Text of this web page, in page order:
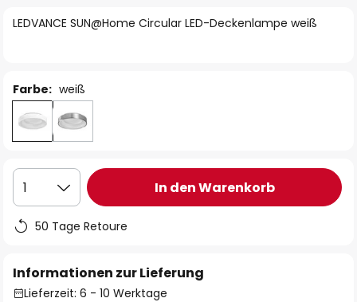
springen
LEDVANCE SUN@Home Circular LED-Deckenlampe weiß
Farbe: weiß
1 In den Warenkorb
50 Tage Retoure
Informationen zur Lieferung
Lieferzeit: 6 - 10 Werktage